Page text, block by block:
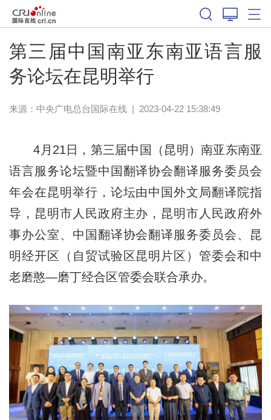
第三届中国南亚东南亚语言服
务论坛在昆明举行
来源： 中央广电总台国际在线| 2023-04-22 15:38:49
4月21日，第三届中国（昆明）南亚东南亚
语言服务论坛暨中国翻译协会翻译服务委员会
年会在昆明举行，论坛由中国外文局翻译院指
导，昆明市人民政府主办，昆明市人民政府外
事办公室、中国翻译协会翻译服务委员会、昆
明经开区（自贸试验区昆明片区）管委会和中
老磨憨—磨丁经合区管委会联合承办。